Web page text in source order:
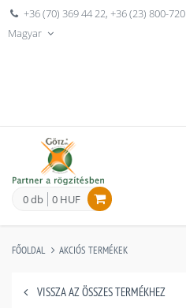
+36 (70) 369 44 22,+36 (23) 800-720
Magyar
0 db 0 HUF
FŐOLDAL AKCIÓS TERMÉKEK
VISSZA AZ ÖSSZES TERMÉKHEZ